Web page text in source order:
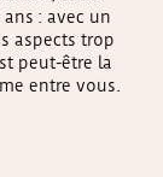
: avec un
aspects trop
peut-être la
entre vous.